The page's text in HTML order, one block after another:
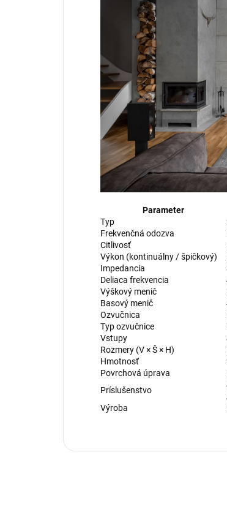
Parameter
Typ
Frekvenčná odozva
Citlivosť
Výkon (kontinuálny / špičkový)
Impedancia
Deliaca frekvencia
Výškový menič
Basový menič
Ozvučnica
Typ ozvučnice
Vstupy
Rozmery (V × Š × H)
Hmotnosť
Povrchová úprava
Príslušenstvo
Výroba